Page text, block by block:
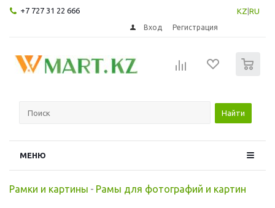
+7 727 31 22 666 KZ RU
Вход Регистрация
Найти
МЕНЮ
Рамки и картины - Рамы для фотографий и картин